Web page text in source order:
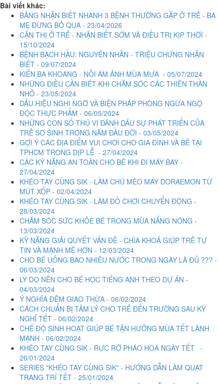
Bài viết khác:
BẢNG NHẬN BIẾT NHANH 3 BỆNH THƯỜNG GẶP Ở TRẺ - BA
MẸ ĐỪNG BỎ QUA - 23/04/2026
CẬN THỊ Ở TRẺ - NHẬN BIẾT SỚM VÀ ĐIỀU TRỊ KỊP THỜI -
15/10/2024
BỆNH BẠCH HẦU: NGUYÊN NHÂN - TRIỆU CHỨNG NHẬN
BIẾT - 09/07/2024
KIẾN BA KHOANG - NỖI ÁM ẢNH MÙA MƯA - 05/07/2024
NHỮNG ĐIỀU CẦN BIẾT KHI CHĂM SÓC CÁC THIÊN THẦN
NHỎ - 23/05/2024
DẤU HIỆU NGHI NGỜ VÀ BIỆN PHÁP PHÒNG NGỪA NGỘ
ĐỘC THỰC PHẨM - 06/05/2024
NHỮNG CON SỐ THÚ VỊ ĐÁNH DẤU SỰ PHÁT TRIỂN CỦA
TRẺ SƠ SINH TRONG NĂM ĐẦU ĐỜI - 03/05/2024
GỢI Ý CÁC ĐỊA ĐIỂM VUI CHƠI CHO GIA ĐÌNH VÀ BÉ TẠI
TPHCM TRONG DỊP LỄ - 27/04/2024
CÁC KỸ NĂNG AN TOÀN CHO BÉ KHI ĐI MÁY BAY -
27/04/2024
KHÉO TAY CÙNG SIK - LÀM CHÚ MÈO MÁY DORAEMON TỪ
MÚT XỐP - 02/04/2024
KHÉO TAY CÙNG SIK - LÀM ĐỒ CHƠI CHUYỂN ĐỘNG -
28/03/2024
CHĂM SÓC SỨC KHỎE BÉ TRONG MÙA NẮNG NÓNG -
13/03/2024
KỸ NĂNG GIẢI QUYẾT VẤN ĐỀ - CHÌA KHOÁ GIÚP TRẺ TỰ
TIN VÀ MẠNH MẼ HƠN - 12/03/2024
CHO BÉ UỐNG BAO NHIÊU NƯỚC TRONG NGÀY LÀ ĐỦ ??? -
06/03/2024
LÝ DO NÊN CHO BÉ HỌC TIẾNG ANH THEO DỰ ÁN -
04/03/2024
Ý NGHĨA ĐÊM GIAO THỪA - 06/02/2024
CÁCH CHUẨN BỊ TÂM LÝ CHO TRẺ ĐẾN TRƯỜNG SAU KỲ
NGHỈ TẾT - 06/02/2024
CHẾ ĐỘ SINH HOẠT GIÚP BÉ TẬN HƯỞNG MÙA TẾT LÀNH
MẠNH - 06/02/2024
KHÉO TAY CÙNG SIK - RỰC RỠ PHÁO HOA NGÀY TẾT -
26/01/2024
SERIES "KHÉO TAY CÙNG SIK" - HƯỚNG DẪN LÀM QUẠT
TRANG TRÍ TẾT - 25/01/2024